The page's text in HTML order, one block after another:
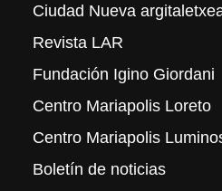
Ciudad Nueva
Revista LAR
Fundación Igino Giordani
Centro Mariapolis Loreto
Centro Mariapolis
Boletín de noticias